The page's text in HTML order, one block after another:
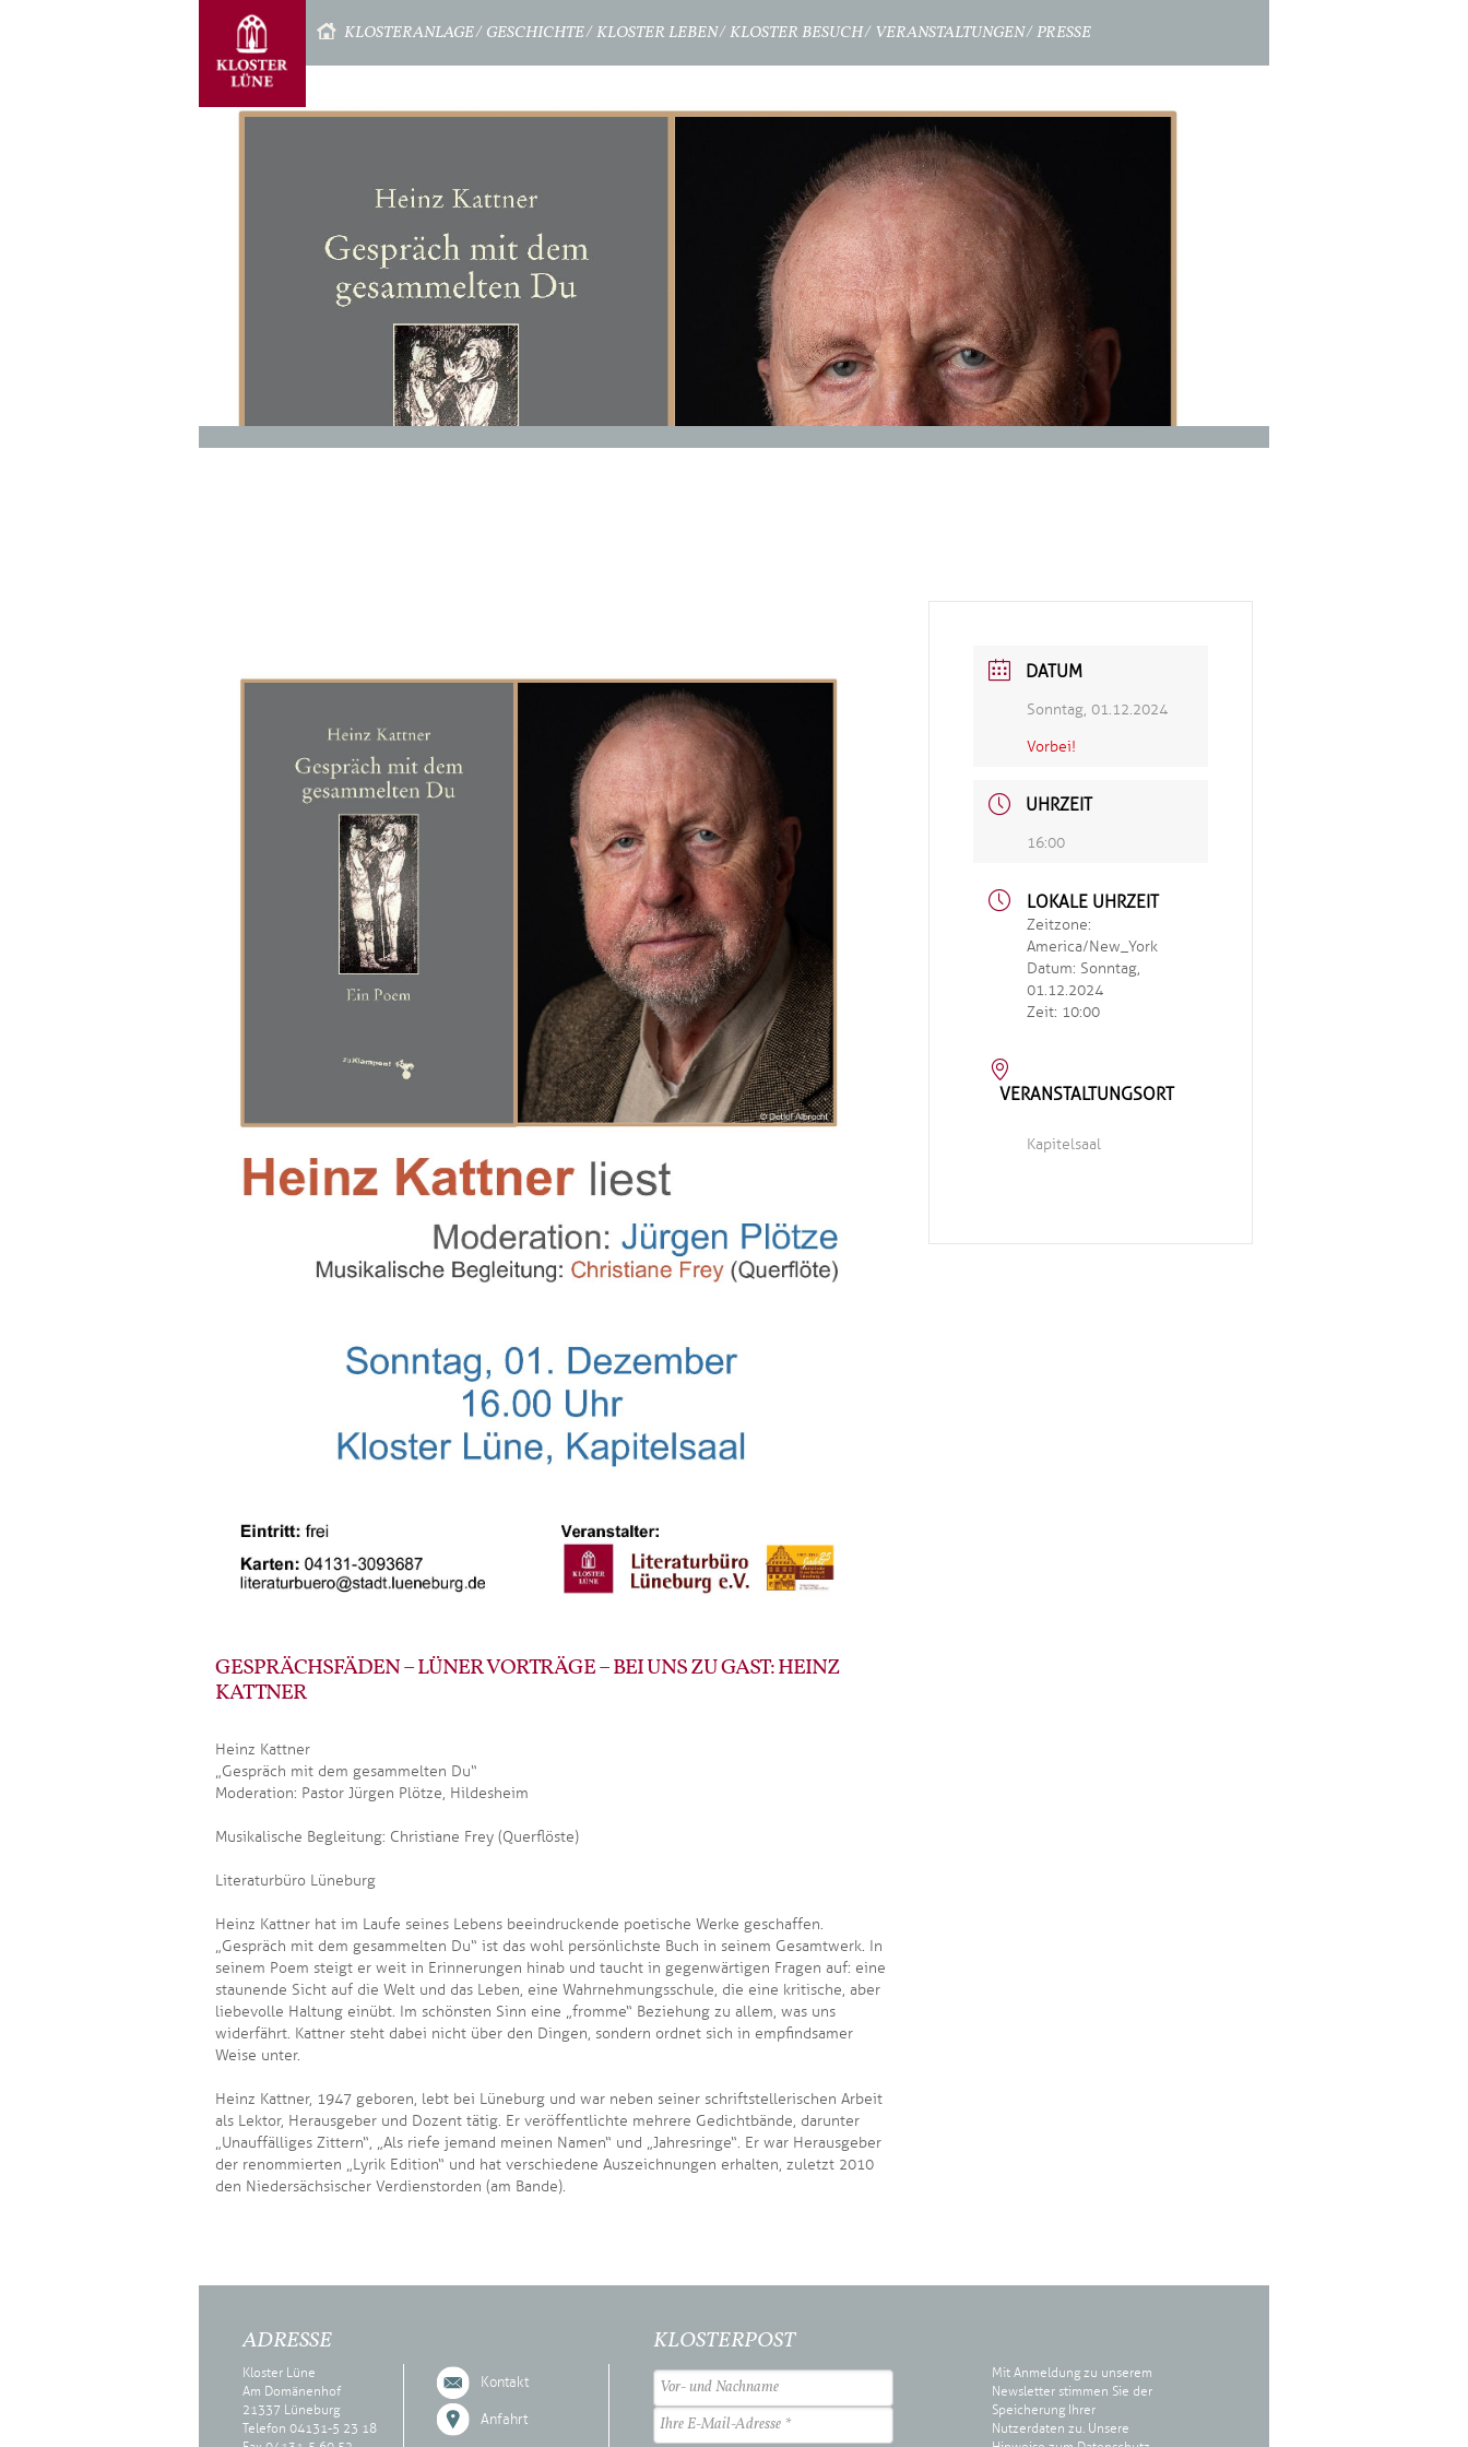
STARTSEITE KLOSTERANLAGE GESCHICHTE KLOSTER LEBEN KLOSTER BESUCH VERANSTALTUNGEN PRESSE
GESPRÄCHSFÄDEN – LÜNER VORTRÄGE – BEI UNS ZU GAST: HEINZ
KATTNER
Heinz Kattner
„Gespräch mit dem gesammelten Du“
Moderation: Pastor Jürgen Plötze, Hildesheim
Musikalische Begleitung: Christiane Frey (Querflöste)
Literaturbüro Lüneburg
Heinz Kattner hat im Laufe seines Lebens beeindruckende poetische Werke geschaffen.
„Gespräch mit dem gesammelten Du“ ist das wohl persönlichste Buch in seinem Gesamtwerk. In
seinem Poem steigt er weit in Erinnerungen hinab und taucht in gegenwärtigen Fragen auf: eine
staunende Sicht auf die Welt und das Leben, eine Wahrnehmungsschule, die eine kritische, aber
liebevolle Haltung einübt. Im schönsten Sinn eine „fromme“ Beziehung zu allem, was uns
widerfährt. Kattner steht dabei nicht über den Dingen, sondern ordnet sich in empfindsamer
Weise unter.
Heinz Kattner, 1947 geboren, lebt bei Lüneburg und war neben seiner schriftstellerischen Arbeit
als Lektor, Herausgeber und Dozent tätig. Er veröffentlichte mehrere Gedichtbände, darunter
„Unauffälliges Zittern“, „Als riefe jemand meinen Namen“ und „Jahresringe“. Er war Herausgeber
der renommierten „Lyrik Edition“ und hat verschiedene Auszeichnungen erhalten, zuletzt 2010
den Niedersächsischer Verdienstorden (am Bande).
DATUM
Sonntag, 01.12.2024
Vorbei!
UHRZEIT
16:00
LOKALE UHRZEIT
Zeitzone:
America/New_York
Datum: Sonntag,
01.12.2024
Zeit: 10:00
VERANSTALTUNGSORT
Kapitelsaal
ADRESSE
Kloster Lüne
Am Domänenhof
21337 Lüneburg
Telefon 04131-5 23 18
Kontakt
Anfahrt
KLOSTERPOST
Mit Anmeldung zu unserem
Newsletter stimmen Sie der
Speicherung Ihrer
Nutzerdaten zu. Unsere